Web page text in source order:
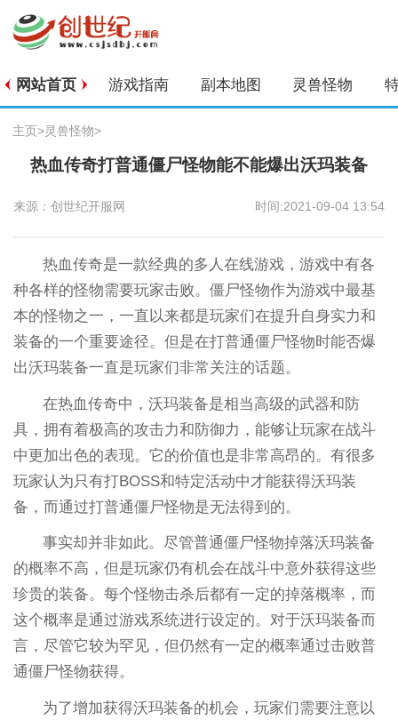
网站首页 游戏指南 副本地图 灵兽怪物
主页>灵兽怪物>
热血传奇打普通僵尸怪物能不能爆出沃玛装备
来源：创世纪开服网 时间:2021-09-04 13:54
热血传奇是一款经典的多人在线游戏，游戏中有各
种各样的怪物需要玩家击败。僵尸怪物作为游戏中最基
本的怪物之一，一直以来都是玩家们在提升自身实力和
装备的一个重要途径。但是在打普通僵尸怪物时能否爆
出沃玛装备一直是玩家们非常关注的话题。
在热血传奇中，沃玛装备是相当高级的武器和防
具，拥有着极高的攻击力和防御力，能够让玩家在战斗
中更加出色的表现。它的价值也是非常高昂的。有很多
玩家认为只有打BOSS和特定活动中才能获得沃玛装
备，而通过打普通僵尸怪物是无法得到的。
事实却并非如此。尽管普通僵尸怪物掉落沃玛装备
的概率不高，但是玩家仍有机会在战斗中意外获得这些
珍贵的装备。每个怪物击杀后都有一定的掉落概率，而
这个概率是通过游戏系统进行设定的。对于沃玛装备而
言，尽管它较为罕见，但仍然有一定的概率通过击败普
通僵尸怪物获得。
为了增加获得沃玛装备的机会，玩家们需要注意以